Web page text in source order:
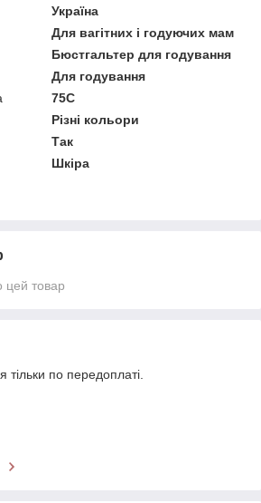
Україна
Для вагітних і годуючих мам
Бюстгальтер для годування
Для годування
75C
Різні кольори
Так
Шкіра
цей товар
тільки по передоплаті.